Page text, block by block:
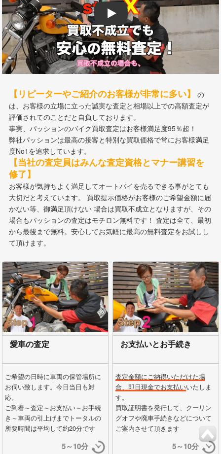
Play
【リピーターやご紹介のお客様が非常に多い】
は、お客様の立場に立った誠実な査定と相場以上での高額査定が
評価されてのことだと自負しております。
事実、パッションのバイク買取査定はお客様満足度95％超！
弊社パッションは最高の接客と特別な買取価格で常にお客様満足
度No1を追求しています。
【当社の査定員はみんな査定資格とマナー講習を
修了】
お客様が気持ちよく満足してオートバイを売るできる事がとても
大切だと考えています。 買取提示価格がお客様のご希望金額に届
かない等、御満足頂けない 場合は買取不成立となりますが、その
場合もパッションの査定はモチロン無料です！ 査定は全て、最初
から最後まで無料。安心してお気軽に最高の無料査定をお試しし
て頂けます。
愛車の査定
ご希望の日時に車両の保管場所に
お伺い致します。今日当日も対
応。
ご到着～査定～お支払い～お手続
き～車両の引上げまでトータルの
所要時間は平均して約20分です
5～10分
お支払いとお手続き
査定金額にご納得いただけた場
合、即日現金でお支払いいたしま
す。
買取証明書を発行して、クーリン
グオフや廃車手続きなどについて
ご案内させて頂きます
5～10分